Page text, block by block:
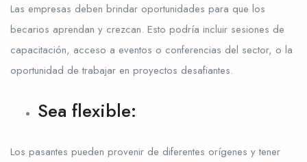
Las empresas deben brindar oportunidades para que los
becarios aprendan y crezcan. Esto podría incluir sesiones de
capacitación, acceso a eventos o conferencias del sector, o la
oportunidad de trabajar en proyectos desafiantes.
Sea flexible:
Los pasantes pueden provenir de diferentes orígenes y tener